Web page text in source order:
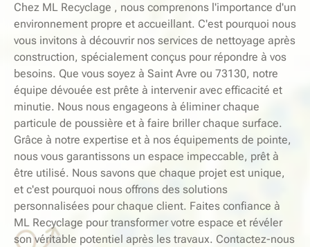
Chez ML Recyclage , nous comprenons l'importance d'un
environnement propre et accueillant. C'est pourquoi nous
vous invitons à découvrir nos services de nettoyage après
construction, spécialement conçus pour répondre à vos
besoins. Que vous soyez à Saint Avre ou 73130, notre
équipe dévouée est prête à intervenir avec efficacité et
minutie. Nous nous engageons à éliminer chaque
particule de poussière et à faire briller chaque surface.
Grâce à notre expertise et à nos équipements de pointe,
nous vous garantissons un espace impeccable, prêt à
être utilisé. Nous savons que chaque projet est unique,
et c'est pourquoi nous offrons des solutions
personnalisées pour chaque client. Faites confiance à
ML Recyclage pour transformer votre espace et révéler
son véritable potentiel après les travaux. Contactez-nous